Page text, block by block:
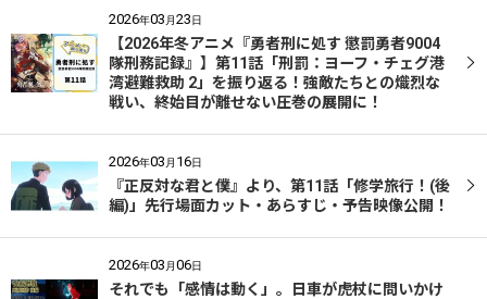
2026年03 月23日
【2026年冬アニメ『勇者刑に処す 懲罰勇者9004
隊刑務記録』】第11話「刑罰：ヨーフ・チェグ港
湾避難救助 2」を振り返る！強敵たちとの熾烈な
戦い、終始目が離せない圧巻の展開に！
2026年03 月 16日
『正反対な君と僕』より、第11話「修学旅行！(後
編)」先行場面カット・あらすじ・予告映像公開！
2026年03 月06日
それでも「感情は動く」。日車が虎杖に問いかけ